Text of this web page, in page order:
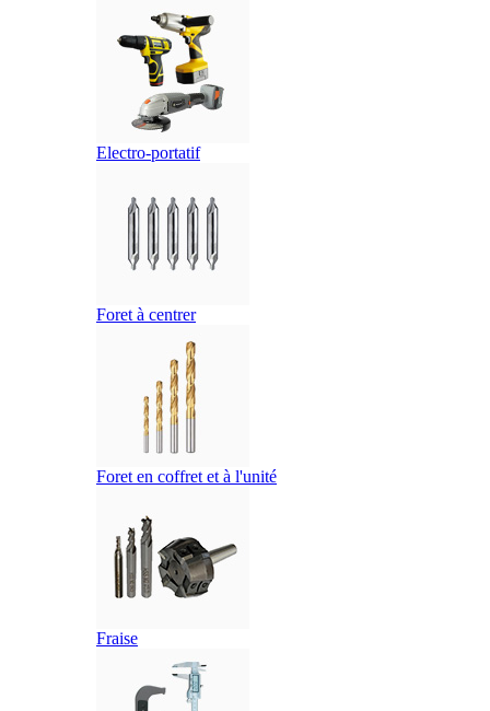
Electro-portatif
Foret à centrer
Foret en coffret et à l'unité
Fraise